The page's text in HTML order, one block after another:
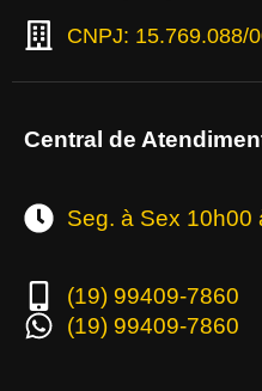
CNPJ: 15.769.088/
Central de
Seg. à Sex 10h00
(19) 99409-7860
(19) 99409-7860